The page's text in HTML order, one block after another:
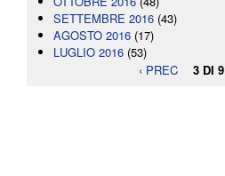
SETTEMBRE 2016 (43)
AGOSTO 2016 (17)
LUGLIO 2016 (53)
‹ PREC
3 DI 9